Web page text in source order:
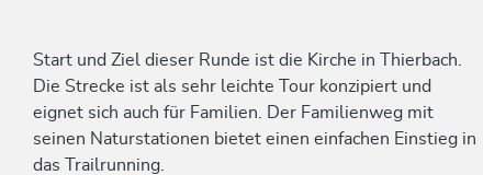
Start und Ziel dieser Runde ist die Kirche in Thierbach.
Die Strecke ist als sehr leichte Tour konzipiert und
eignet sich auch für Familien. Der Familienweg mit
seinen Naturstationen bietet einen einfachen Einstieg in
das Trailrunning.